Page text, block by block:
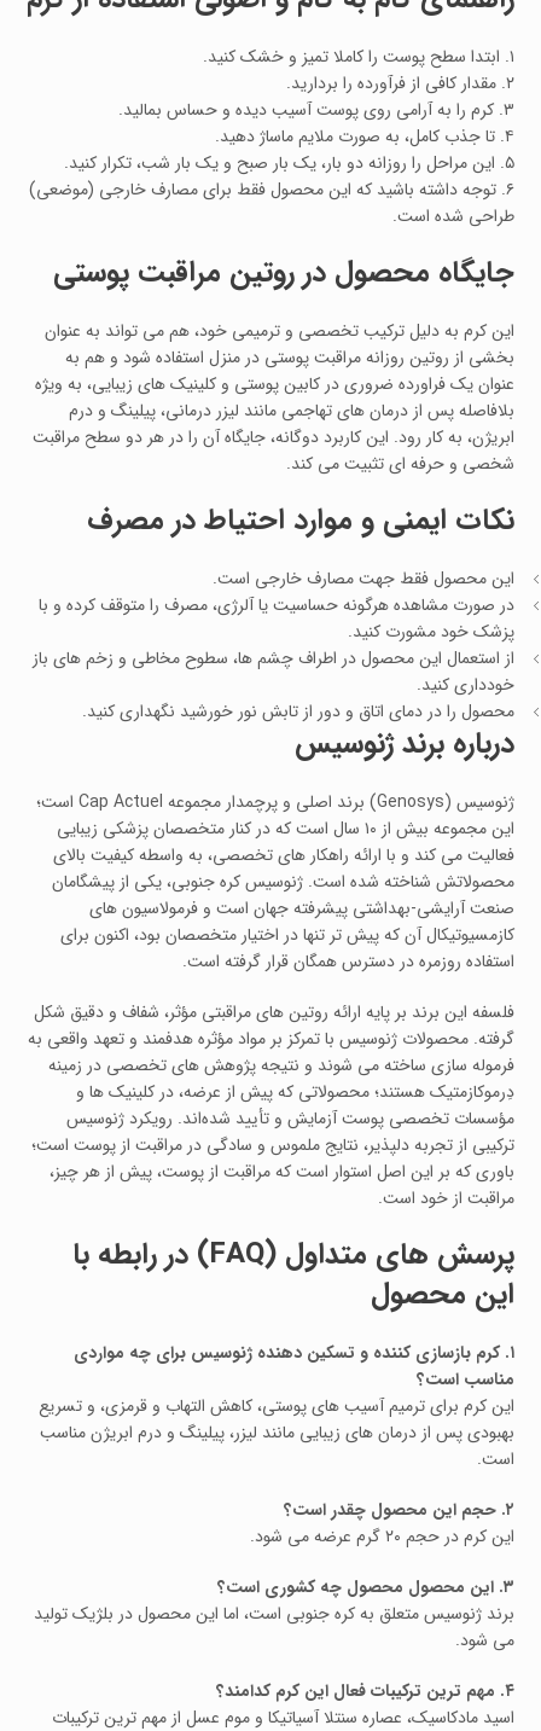
۱. ابتدا سطح پوست را کاملا تمیز و خشک کنید.
۲. مقدار کافی از فرآورده را بردارید.
۳. کرم را به‌ آرامی روی پوست آسیب‌ دیده و حساس بمالید.
۴. تا جذب کامل، به‌ صورت ملایم ماساژ دهید.
۵. این مراحل را روزانه دو بار، یک‌ بار صبح و یک‌ بار شب، تکرار کنید.
۶. توجه داشته باشید که این محصول فقط برای مصارف خارجی (موضعی)
طراحی شده است.
جایگاه محصول در روتین مراقبت پوستی
این کرم به دلیل ترکیب تخصصی و ترمیمی خود، هم می‌ تواند به‌ عنوان
بخشی از روتین روزانه مراقبت پوستی در منزل استفاده شود و هم به‌
عنوان یک فراورده ضروری در کابین پوستی و کلینیک‌ های زیبایی، به‌ ویژه
بلافاصله پس از درمان‌ های تهاجمی مانند لیزر درمانی، پیلینگ و درم‌
ابریژن، به کار رود. این کاربرد دوگانه، جایگاه آن را در هر دو سطح مراقبت
شخصی و حرفه‌ ای تثبیت می‌ کند.
نکات ایمنی و موارد احتیاط در مصرف
این محصول فقط جهت مصارف خارجی است.
در صورت مشاهده هرگونه حساسیت یا آلرژی، مصرف را متوقف کرده و با
پزشک خود مشورت کنید.
از استعمال این محصول در اطراف چشم‌ ها، سطوح مخاطی و زخم‌ های باز
خودداری کنید.
محصول را در دمای اتاق و دور از تابش نور خورشید نگهداری کنید.
درباره برند ژنوسیس
ژنوسیس (Genosys) برند اصلی و پرچمدار مجموعه Cap Actuel است؛
این مجموعه بیش از ۱۰ سال است که در کنار متخصصان پزشکی زیبایی
فعالیت می‌ کند و با ارائه راهکار های تخصصی، به‌ واسطه کیفیت بالای
محصولاتش شناخته شده است. ژنوسیس کره جنوبی، یکی از پیشگامان
صنعت آرایشی-بهداشتی پیشرفته جهان است و فرمولاسیون‌ های
کازمسیوتیکال آن که پیش‌ تر تنها در اختیار متخصصان بود، اکنون برای
استفاده روزمره در دسترس همگان قرار گرفته است.
فلسفه این برند بر پایه ارائه روتین‌ های مراقبتی مؤثر، شفاف و دقیق شکل
گرفته. محصولات ژنوسیس با تمرکز بر مواد مؤثره هدفمند و تعهد واقعی به
فرموله‌ سازی ساخته می‌ شوند و نتیجه پژوهش‌ های تخصصی در زمینه
دِرموکازمتیک هستند؛ محصولاتی که پیش از عرضه، در کلینیک‌ ها و
مؤسسات تخصصی پوست آزمایش و تأیید شده‌اند. رویکرد ژنوسیس
ترکیبی از تجربه دلپذیر، نتایج ملموس و سادگی در مراقبت از پوست است؛
باوری که بر این اصل استوار است که مراقبت از پوست، پیش از هر چیز،
مراقبت از خود است.
پرسش‌ های متداول (FAQ) در رابطه با
این محصول
۱. کرم بازسازی‌ کننده و تسکین‌ دهنده ژنوسیس برای چه مواردی
مناسب است؟
این کرم برای ترمیم آسیب‌ های پوستی، کاهش التهاب و قرمزی، و تسریع
بهبودی پس از درمان‌ های زیبایی مانند لیزر، پیلینگ و درم‌ ابریژن مناسب
است.
۲. حجم این محصول چقدر است؟
این کرم در حجم ۲۰ گرم عرضه می‌ شود.
۳. این محصول محصول چه کشوری است؟
برند ژنوسیس متعلق به کره جنوبی است، اما این محصول در بلژیک تولید
می‌ شود.
۴. مهم‌ ترین ترکیبات فعال این کرم کدامند؟
اسید مادکاسیک، عصاره سنتلا آسیاتیکا و موم عسل از مهم‌ ترین ترکیبات